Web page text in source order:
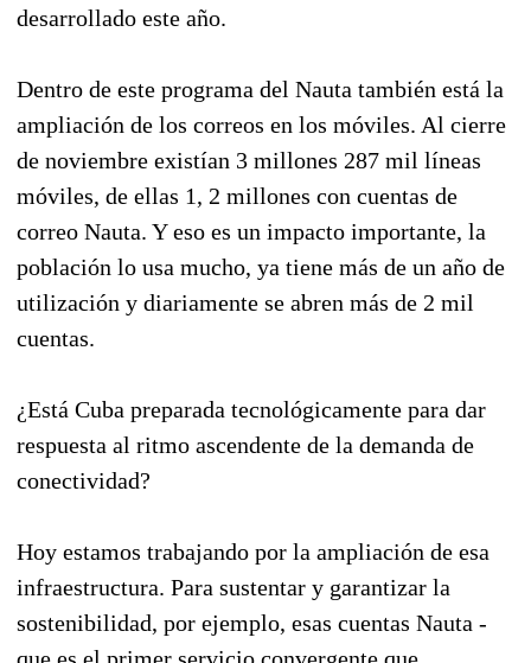
desarrollado este año.
Dentro de este programa del Nauta también está la
ampliación de los correos en los móviles. Al cierre
de noviembre existían 3 millones 287 mil líneas
móviles, de ellas 1, 2 millones con cuentas de
correo Nauta. Y eso es un impacto importante, la
población lo usa mucho, ya tiene más de un año de
utilización y diariamente se abren más de 2 mil
cuentas.
¿Está Cuba preparada tecnológicamente para dar
respuesta al ritmo ascendente de la demanda de
conectividad?
Hoy estamos trabajando por la ampliación de esa
infraestructura. Para sustentar y garantizar la
sostenibilidad, por ejemplo, esas cuentas Nauta -